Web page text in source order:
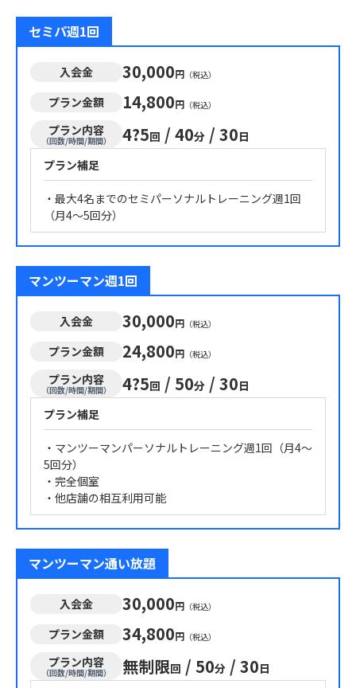
セミパ週1回
入会金 30,000円 （税込）
プラン金額 14,800円 （税込）
プラン内容
（回数/時間/期間） 4?5回 / 40分 / 30日
プラン補足
・最大4名までのセミパーソナルトレーニング週1回
マンツーマン週1回
入会金 30,000円 （税込）
プラン金額 24,800円 （税込）
プラン内容
（回数/時間/期間） 4?5回 / 50分 / 30日
プラン補足
・マンツーマンパーソナルトレーニング週1回（月4～
5回分）
・完全個室
・他店舗の相互利用可能
マンツーマン通い放題
入会金 30,000円 （税込）
プラン金額 34,800円 （税込）
プラン内容
（回数/時間/期間） 無制限回 / 50分 / 30日